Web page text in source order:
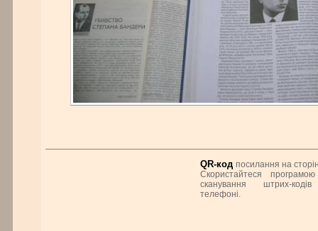
QR-код посилання на
Скористайтеся
сканування штрих-
телефоні.